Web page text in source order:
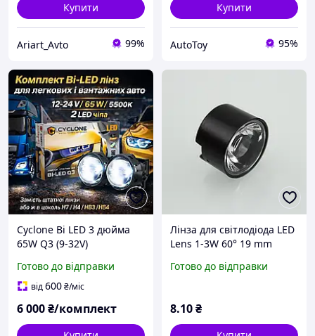
Купити
Ariart_Avto 99%
Купити
AutoToy 95%
Cyclone Bi LED 3 дюйма
65W Q3 (9-32V)
Готово до відправки
від600₴/міс
6 000₴/комплект
Лінза для світлодіода LED
Lens 1-3W 60° 19 mm
Готово до відправки
8.10₴